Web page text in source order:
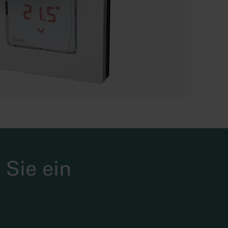
Sie ein